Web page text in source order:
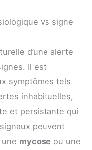
vs signe
d’une alerte
Il est
symptômes tels
inhabituelles,
et persistante qui
peuvent
mycose ou une